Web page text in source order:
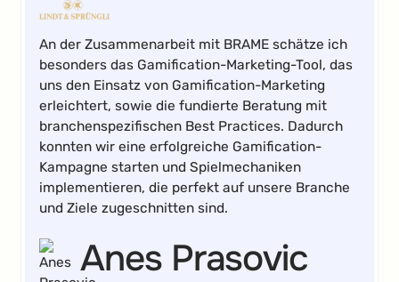
An der Zusammenarbeit mit BRAME schätze ich
besonders das Gamification-Marketing-Tool, das
uns den Einsatz von Gamification-Marketing
erleichtert, sowie die fundierte Beratung mit
branchenspezifischen Best Practices. Dadurch
konnten wir eine erfolgreiche Gamification-
Kampagne starten und Spielmechaniken
implementieren, die perfekt auf unsere Branche
und Ziele zugeschnitten sind.
Anes Prasovic